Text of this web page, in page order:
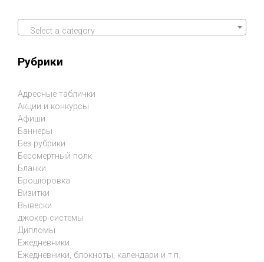
Select a category
Рубрики
Адресные таблички
Акции и конкурсы
Афиши
Баннеры
Без рубрики
Бессмертный полк
Бланки
Брошюровка
Визитки
Вывески
джокер-системы
Дипломы
Ежедневники
Ежедневники, блокноты, календари и т.п.